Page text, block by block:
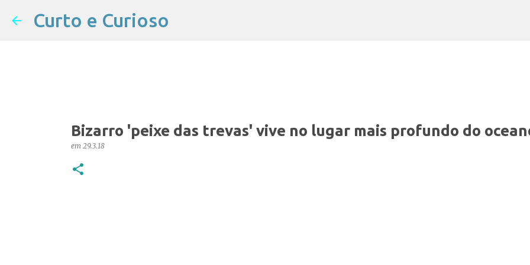
Curto e Curioso
Bizarro 'peixe das trevas' vive no lugar mais profundo do
em 29.3.18